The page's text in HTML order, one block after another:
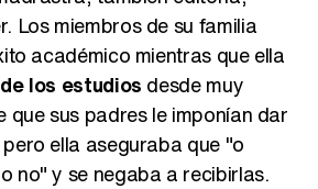
Los miembros de su familia
académico mientras que ella
los estudios desde muy
que sus padres le imponían dar
ella aseguraba que "o
no" y se negaba a recibirlas.